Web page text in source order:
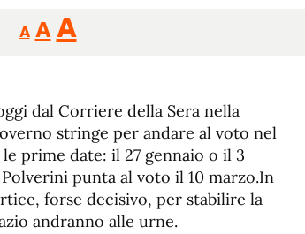
A
Reducir
tamaño
A Restablecer
tamaño
fuente
AAumentar
de
fuente.
dal Corriere della Sera nella
stringe per andare al voto nel
prime date: il 27 gennaio o il 3
punta al voto il 10 marzo.In
forse decisivo, per stabilire la
andranno alle urne.